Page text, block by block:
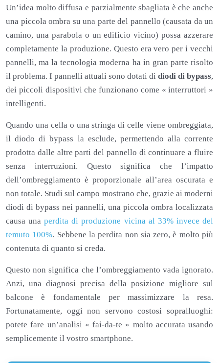
Un’idea molto diffusa e parzialmente sbagliata è che anche
una piccola ombra su una parte del pannello (causata da un
camino, una parabola o un edificio vicino) possa azzerare
completamente la produzione. Questo era vero per i vecchi
pannelli, ma la tecnologia moderna ha in gran parte risolto
il problema. I pannelli attuali sono dotati di diodi di bypass,
dei piccoli dispositivi che funzionano come « interruttori »
intelligenti.
Quando una cella o una stringa di celle viene ombreggiata,
il diodo di bypass la esclude, permettendo alla corrente
prodotta dalle altre parti del pannello di continuare a fluire
senza interruzioni. Questo significa che l’impatto
dell’ombreggiamento è proporzionale all’area oscurata e
non totale. Studi sul campo mostrano che, grazie ai moderni
diodi di bypass nei pannelli, una piccola ombra localizzata
causa unaperdita di produzione vicina al 33% invece del
temuto 100%. Sebbene la perdita non sia zero, è molto più
contenuta di quanto si creda.
Questo non significa che l’ombreggiamento vada ignorato.
Anzi, una diagnosi precisa della posizione migliore sul
balcone è fondamentale per massimizzare la resa.
Fortunatamente, oggi non servono costosi sopralluoghi:
potete fare un’analisi « fai-da-te » molto accurata usando
semplicemente il vostro smartphone.